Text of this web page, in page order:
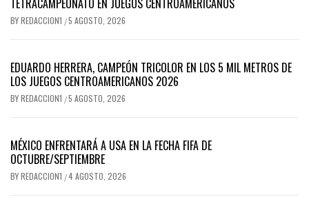
TETRACAMPEONATO EN JUEGOS CENTROAMERICANOS
BYREDACCION1 /5 AGOSTO, 2026
EDUARDO HERRERA, CAMPEÓN TRICOLOR EN LOS 5 MIL METROS DE
LOS JUEGOS CENTROAMERICANOS 2026
BYREDACCION1 /5 AGOSTO, 2026
MÉXICO ENFRENTARÁ A USA EN LA FECHA FIFA DE
OCTUBRE/SEPTIEMBRE
BYREDACCION1 /4 AGOSTO, 2026